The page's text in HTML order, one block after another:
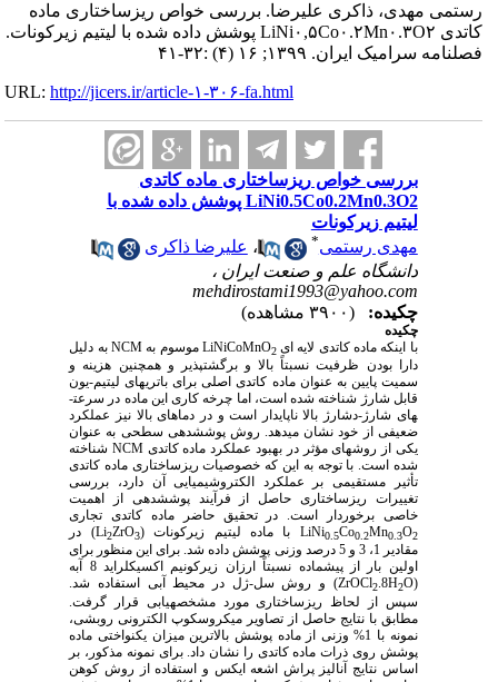
رستمی مهدی، ذاکری علیرضا. بررسی خواص ریزساختاری ماده
کاتدی LiNi۰,۵Co۰.۲Mn۰.۳O۲ پوشش داده شده با لیتیم زیرکونات.
فصلنامه سرامیک ایران. ۱۳۹۹; ۱۶ (۴) :۳۲-۴۱
URL:http://jicers.ir/article-۱-۳۰۶-fa.html
بررسی خواص ریزساختاری ماده کاتدی
LiNi0.5Co0.2Mn0.3O2 پوشش داده شده با
لیتیم زیرکونات
مهدی رستمی
،علیرضا ذاکری
دانشگاه علم و صنعت ایران ،
mehdirostami1993@yahoo.com
چکیده:
چکیده
با اینکه ماده کاتدی لایه­ ای LiNiCoMnO2 موسوم بهNCMبه دلیل
دارا بودن ظرفیت نسبتاً بالا و برگشت‏پذیر و همچنین هزینه و
سمیت پایین به عنوان ماده کاتدی اصلی برای باتری­های لیتیم-یون
قابل شارژ شناخته شده است، اما چرخه کاری این ماده در سرعت­
های شارژ-دشارژ بالا ناپایدار است و در دماهای بالا نیز عملکرد
ضعیفی از خود نشان می‏دهد. روش پوشش‏دهی سطحی به عنوان
یکی از روش­های مؤثر در بهبود عملکرد ماده کاتدیNCMشناخته
شده است. با توجه به این که خصوصیات ریزساختاری ماده کاتدی
تأثیر مستقیمی بر عملکرد الکتروشیمیایی آن دارد، بررسی
تغییرات ریزساختاری حاصل از فرآیند پوشش‏دهی از اهمیت
خاصی برخوردار است. در تحقیق حاضر ماده کاتدی تجاری
LiNi0.5Co0.2Mn0.3O با ماده لیتیم زیرکونات (Li2ZrO )
در
مقادیر 1، 3 و 5 درصد وزنی پوشش­ داده شد. برای این منظور برای
اولین بار از پیش‏ماده نسبتاً ارزان زیرکونیم اکسی‏کلراید 8 آبه
(ZrOCl2.8H2O)
و روش سل-ژل در محیط آبی استفاده شد.
سپس از لحاظ ریزساختاری مورد مشخصه‏یابی قرار گرفت.
مطابق با نتایج حاصل از تصاویر میکروسکوپ الکترونی روبشی،
نمونه با 1% وزنی از ماده پوشش بالاترین میزان یکنواختی ماده
پوشش روی ذرات ماده کاتدی را نشان داد. برای نمونه مذکور، بر
اساس نتایج آنالیز پراش اشعه ایکس و استفاده از روش کوهن